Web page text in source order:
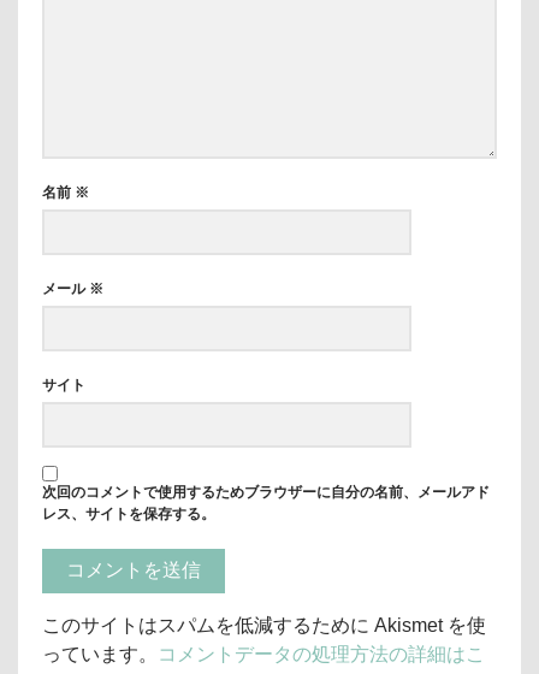
名前 ※
メール ※
サイト
次回のコメントで使用するためブラウザーに自分の名前、メールアド
レス、サイトを保存する。
このサイトはスパムを低減するために Akismet を使
っています。
コメントデータの処理方法の詳細はこ